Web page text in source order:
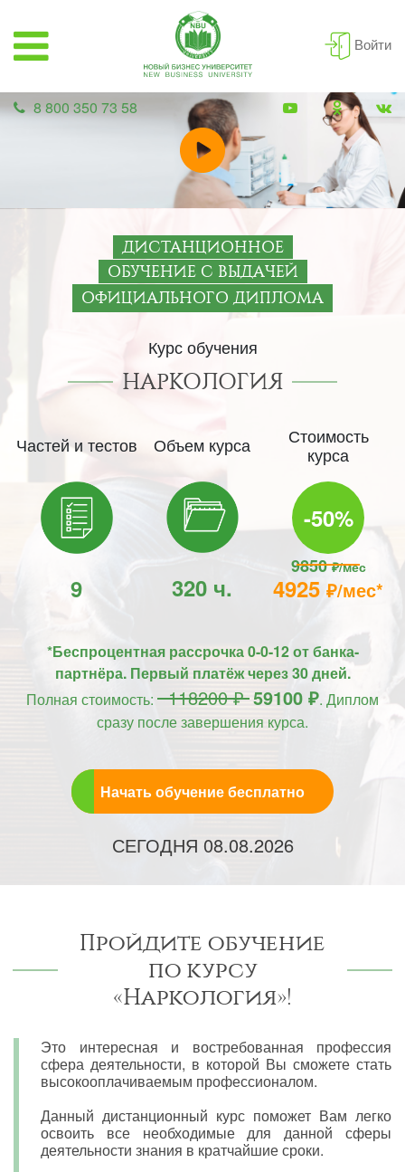
Войти
8 800 350 73 58
ДИСТАНЦИОННОЕ
ОБУЧЕНИЕ С ВЫДАЧЕЙ
ОФИЦИАЛЬНОГО ДИПЛОМА
Курс обучения
НАРКОЛОГИЯ
Частей и тестов
9
Объем курса
320 ч.
Стоимость
курса
-50%
9850₽/мес
4925₽/мес*
*Беспроцентная рассрочка 0-0-12 от банка-
партнёра. Первый платёж через 30 дней.
Полная стоимость: 118200 ₽59100 ₽. Диплом
сразу после завершения курса.
Начать обучение бесплатно
СЕГОДНЯ 08.08.2026
Пройдите обучение
по курсу
«Наркология»!
Это интересная и востребованная профессия
сфера деятельности, в которой Вы сможете стать
высокооплачиваемым профессионалом.
Данный дистанционный курс поможет Вам легко
освоить все необходимые для данной сферы
деятельности знания в кратчайшие сроки.